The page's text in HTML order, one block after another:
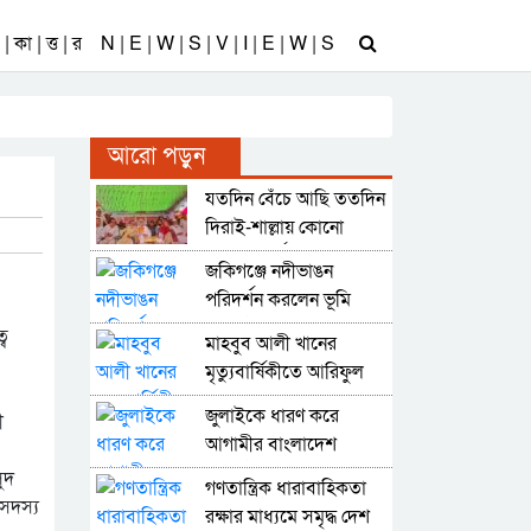
| ত্ত | র N | E | W | S | V | I | E | W | S
আরো পড়ুন
যতদিন বেঁচে আছি ততদিন
দিরাই-শাল্লায় কোনো
অনিয়ম-দুর্নীতি নয় : নাছির
চৌধুরী
জকিগঞ্জে নদীভাঙন
পরিদর্শন করলেন ভূমি
রেকর্ড ও জরিপ
অধিদপ্তরের মহাপরিচালক
মাহবুব আলী খানের
মৃত্যুবার্ষিকীতে আরিফুল
হক চৌধুরীর উদ্যোগে
দোয়া মাহফিল
জুলাইকে ধারণ করে
আগামীর বাংলাদেশ
বিনির্মাণ করবে বিএনপি :
কাইয়ুম চৌধুরী
গণতান্ত্রিক ধারাবাহিকতা
রক্ষার মাধ্যমে সমৃদ্ধ দেশ